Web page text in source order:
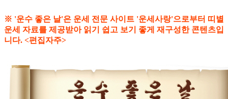
※ '운수 좋은 날'은 운세 전문 사이트 '운세사랑'으로부터 띠별
운세 자료를 제공받아 읽기 쉽고 보기 좋게 재구성한 콘텐츠입
니다. <편집자주>